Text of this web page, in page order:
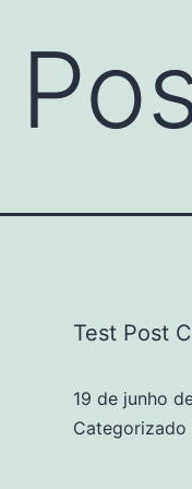
Test Post
19 de junho
Categorizado